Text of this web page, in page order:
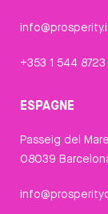
+353 1 544 8723
ESPAGNE
Passeig del
08039